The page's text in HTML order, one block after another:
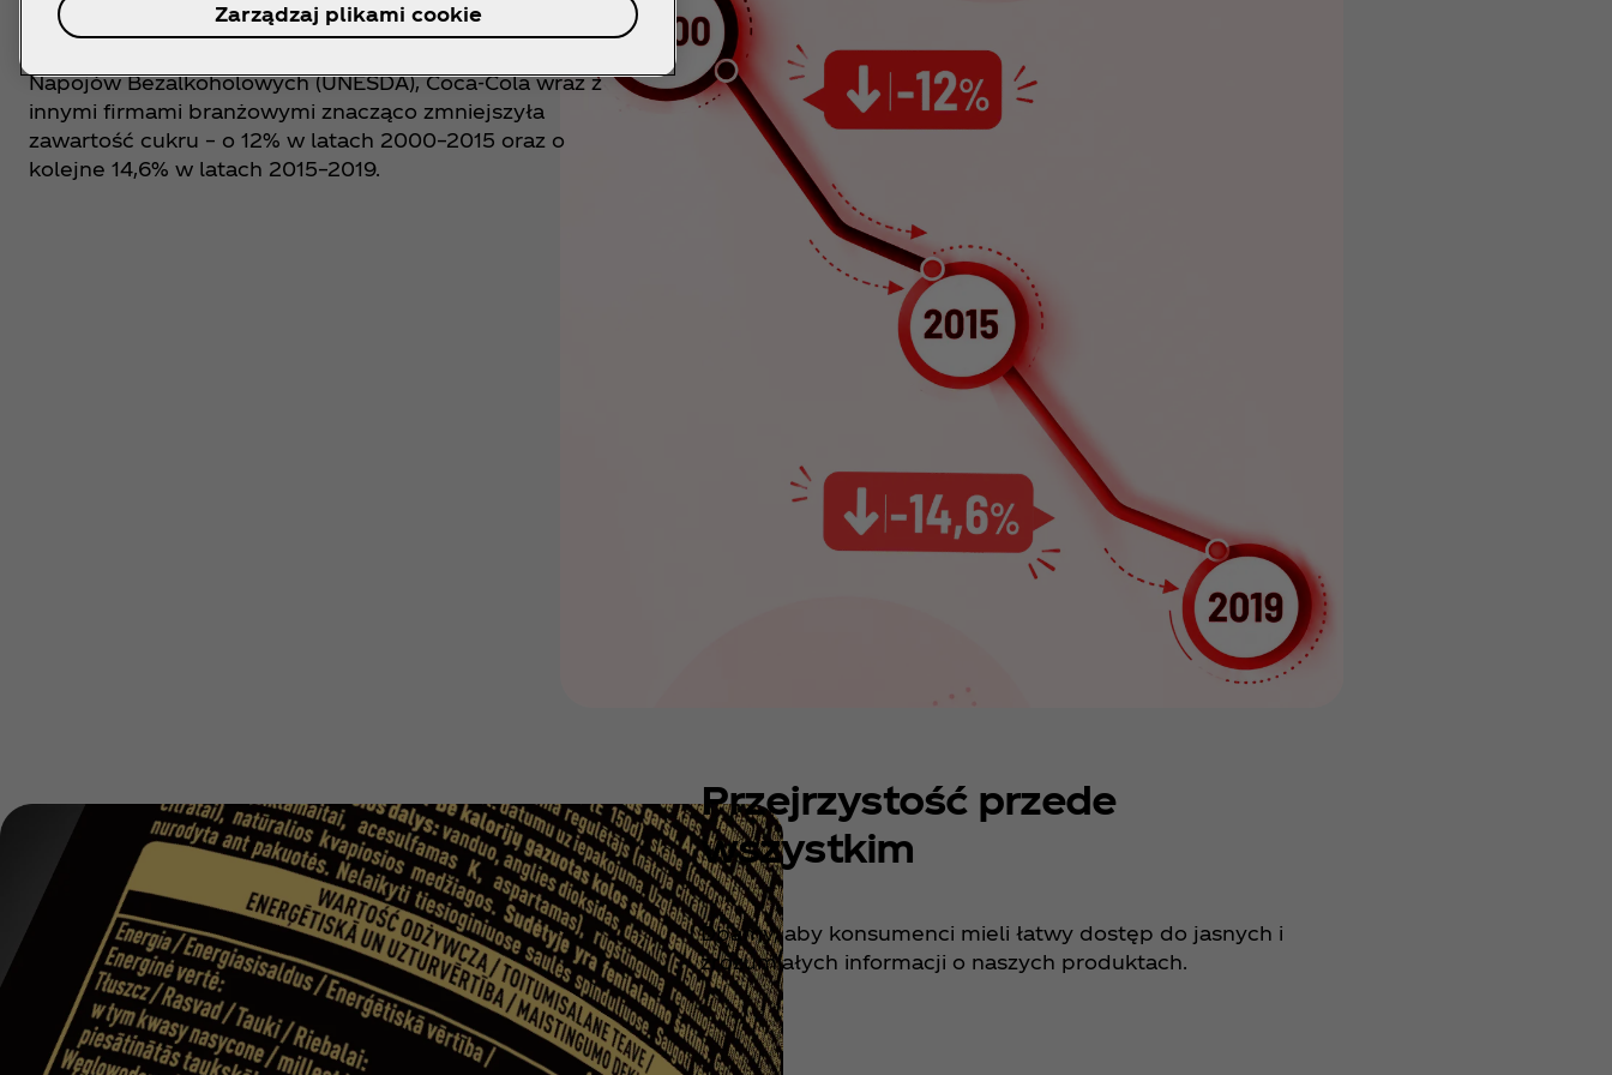
Napojów Bezalkoholowych (UNESDA), Coca‑Cola wraz z
innymi firmami branżowymi znacząco zmniejszyła
zawartość cukru – o 12% w latach 2000–2015 oraz o
kolejne 14,6% w latach 2015–2019.
Przejrzystość przede
wszystkim
Dbamy, aby konsumenci mieli łatwy dostęp do jasnych i
zrozumiałych informacji o naszych produktach.
Zarządzaj plikami cookie